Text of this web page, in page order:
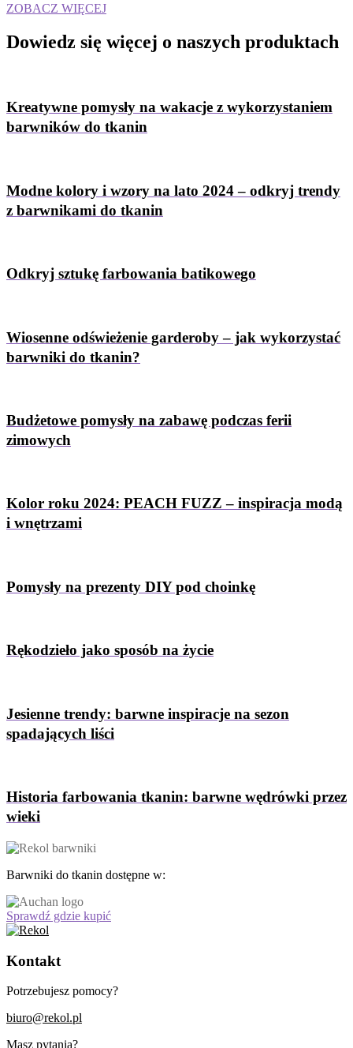
ZOBACZ WIĘCEJ
Dowiedz się więcej o naszych produktach
Kreatywne pomysły na wakacje z wykorzystaniem
barwników do tkanin
Modne kolory i wzory na lato 2024 – odkryj trendy
z barwnikami do tkanin
Odkryj sztukę farbowania batikowego
Wiosenne odświeżenie garderoby – jak wykorzystać
barwniki do tkanin?
Budżetowe pomysły na zabawę podczas ferii
zimowych
Kolor roku 2024: PEACH FUZZ – inspiracja modą
i wnętrzami
Pomysły na prezenty DIY pod choinkę
Rękodzieło jako sposób na życie
Jesienne trendy: barwne inspiracje na sezon
spadających liści
Historia farbowania tkanin: barwne wędrówki przez
wieki
Barwniki do tkanin dostępne w:
Sprawdź gdzie kupić
Kontakt
Potrzebujesz pomocy?
biuro@rekol.pl
Masz pytania?